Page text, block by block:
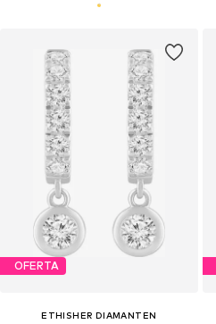
OFERTA
ETHISHER DIAMANTEN